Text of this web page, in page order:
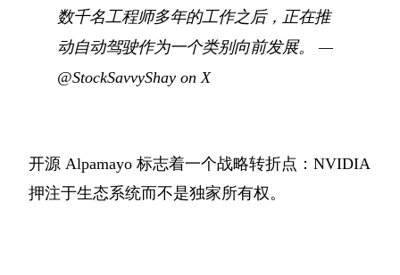
数千名工程师多年的工作之后，正在推
动自动驾驶作为一个类别向前发展。
—
@StockSavvyShay on X
开源 Alpamayo 标志着一个战略转折点：NVIDIA
押注于生态系统而不是独家所有权。